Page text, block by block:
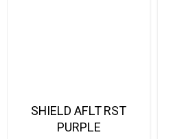
SHIELD AFLT RST
PURPLE